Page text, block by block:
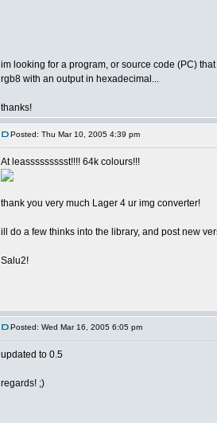
im looking for a program, or source code (PC)
rgb8 with an output in hexadecimal...
thanks!
Posted: Thu Mar 10, 2005 4:39 pm
At leassssssssst!!!! 64k colours!!!
thank you very much Lager 4 ur img converter!
ill do a few thinks into the library, and post new
Salu2!
Posted: Wed Mar 16, 2005 6:05 pm
updated to 0.5
regards! ;)